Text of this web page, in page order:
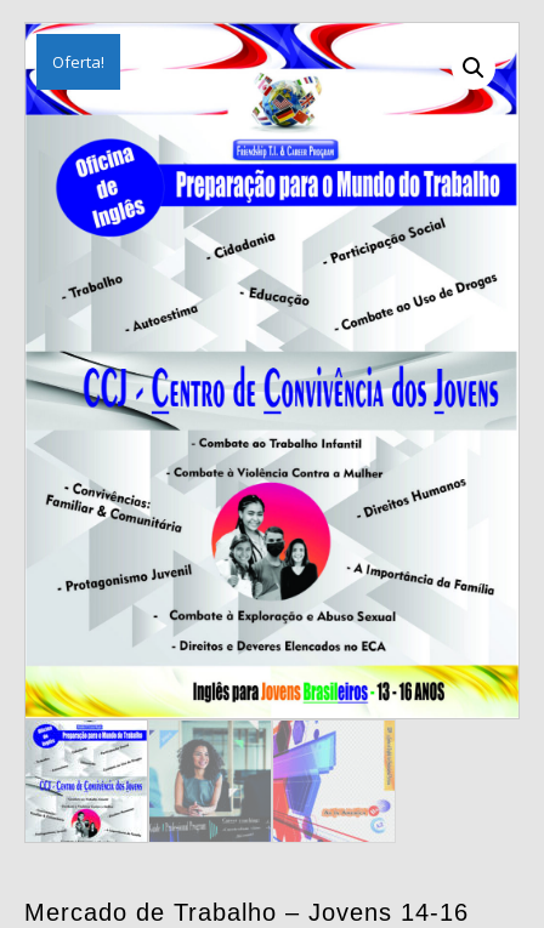
Oferta!
Mercado de Trabalho – Jovens 14-16